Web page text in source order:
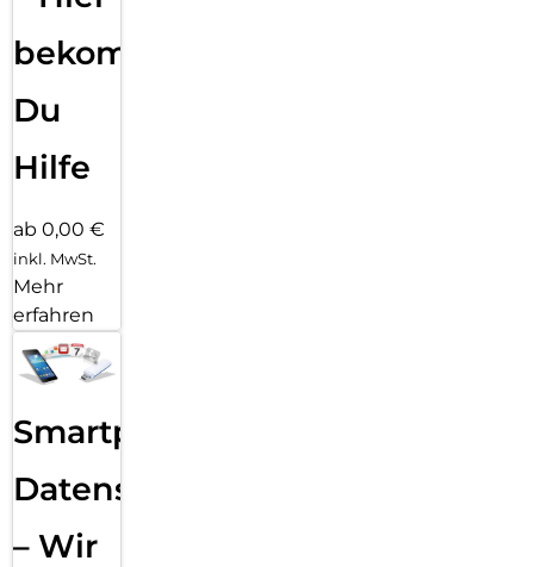
bekommst
Du
Hilfe
ab 0,00 €
inkl. MwSt.
Mehr
erfahren
Smartphone
Datensicherung
– Wir